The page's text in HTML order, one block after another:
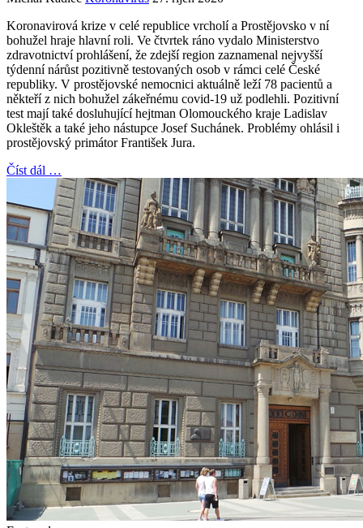
Koronavirová krize v celé republice vrcholí a Prostějovsko v ní
bohužel hraje hlavní roli. Ve čtvrtek ráno vydalo Ministerstvo
zdravotnictví prohlášení, že zdejší region zaznamenal nejvyšší
týdenní nárůst pozitivně testovaných osob v rámci celé České
republiky. V prostějovské nemocnici aktuálně leží 78 pacientů a
někteří z nich bohužel zákeřnému covid-19 už podlehli. Pozitivní
test mají také dosluhující hejtman Olomouckého kraje Ladislav
Okleštěk a také jeho nástupce Josef Suchánek. Problémy ohlásil i
prostějovský primátor František Jura.
Číst dál …